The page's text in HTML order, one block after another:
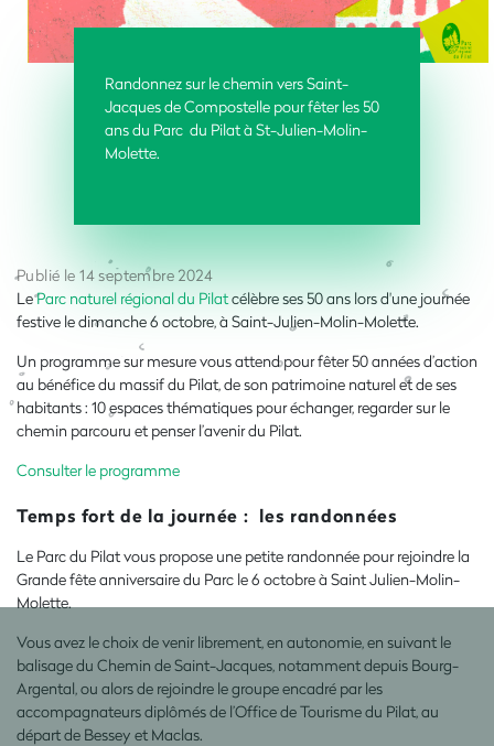
Randonnez sur le chemin vers Saint-
Jacques de Compostelle pour fêter les 50
ans du Parc du Pilat à St-Julien-Molin-
Molette.
Publié le 14 septembre 2024
LeParc naturel régional du Pilatcélèbre ses 50 ans lors d'une journée
festive le dimanche 6 octobre, à Saint-Julien-Molin-Molette.
Un programme sur mesure vous attend pour fêter 50 années d’action
au bénéfice du massif du Pilat, de son patrimoine naturel et de ses
habitants : 10 espaces thématiques pour échanger, regarder sur le
chemin parcouru et penser l’avenir du Pilat.
Consulter le programme
Temps fort de la journée : les randonnées
Le Parc du Pilat vous propose une petite randonnée pour rejoindre la
Grande fête anniversaire du Parc le 6 octobre à Saint Julien-Molin-
Molette.
Vous avez le choix de venir librement, en autonomie, en suivant le
balisage du Chemin de Saint-Jacques, notamment depuis Bourg-
Argental, ou alors de rejoindre le groupe encadré par les
accompagnateurs diplômés de l’Office de Tourisme du Pilat, au
départ de Bessey et Maclas.